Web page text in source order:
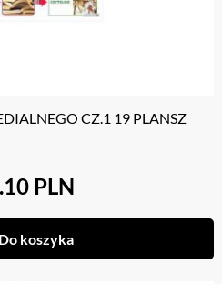
CZ.1 19 PLANSZ
PLN
Do koszyka